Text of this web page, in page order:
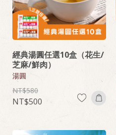
經典湯圓任選10盒（花生/
芝麻/鮮肉）
湯圓
580
500